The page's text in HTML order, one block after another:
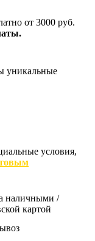
от 3000 руб.
уникальные
условия,
наличными /
картой